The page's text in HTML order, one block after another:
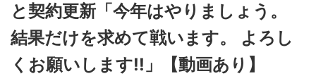
と契約更新「今年はやりましょう。
結果だけを求めて戦います。 よろし
くお願いします!!」【動画あり】